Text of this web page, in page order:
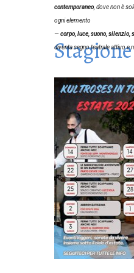
contemporaneo , dove non è
ogni elemento
—corpo, luce, suono, silenzio,
diventa segno teatrale attivo e